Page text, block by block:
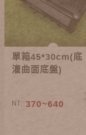
單箱45*30cm(底
灌曲面底盤)
NT. 370~640